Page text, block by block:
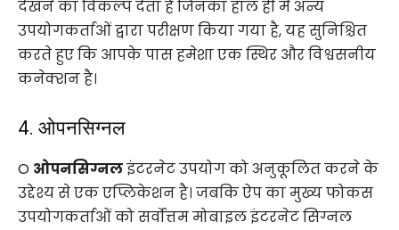
देखने का विकल्प देता है जिनका हाल ही में अन्य
उपयोगकर्ताओं द्वारा परीक्षण किया गया है, यह सुनिश्चित
करते हुए कि आपके पास हमेशा एक स्थिर और विश्वसनीय
कनेक्शन है।
4. ओपनसिग्नल
O ओपनसिग्नलइंटरनेट उपयोग को अनुकूलित करने के
उद्देश्य से एक एप्लिकेशन है। जबकि ऐप का मुख्य फोकस
उपयोगकर्ताओं को सर्वोत्तम मोबाइल इंटरनेट सिग्नल